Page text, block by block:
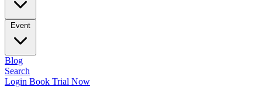
Event
Blog
Search
Login Book Trial Now